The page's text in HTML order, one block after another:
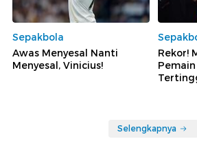
Sepakbola
Awas Menyesal Nanti
Menyesal, Vinicius!
Rekor!
Selengkapnya